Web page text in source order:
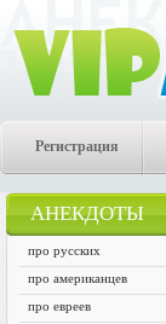
Регистрация
АНЕКДОТЫ
про русских
про американцев
про евреев